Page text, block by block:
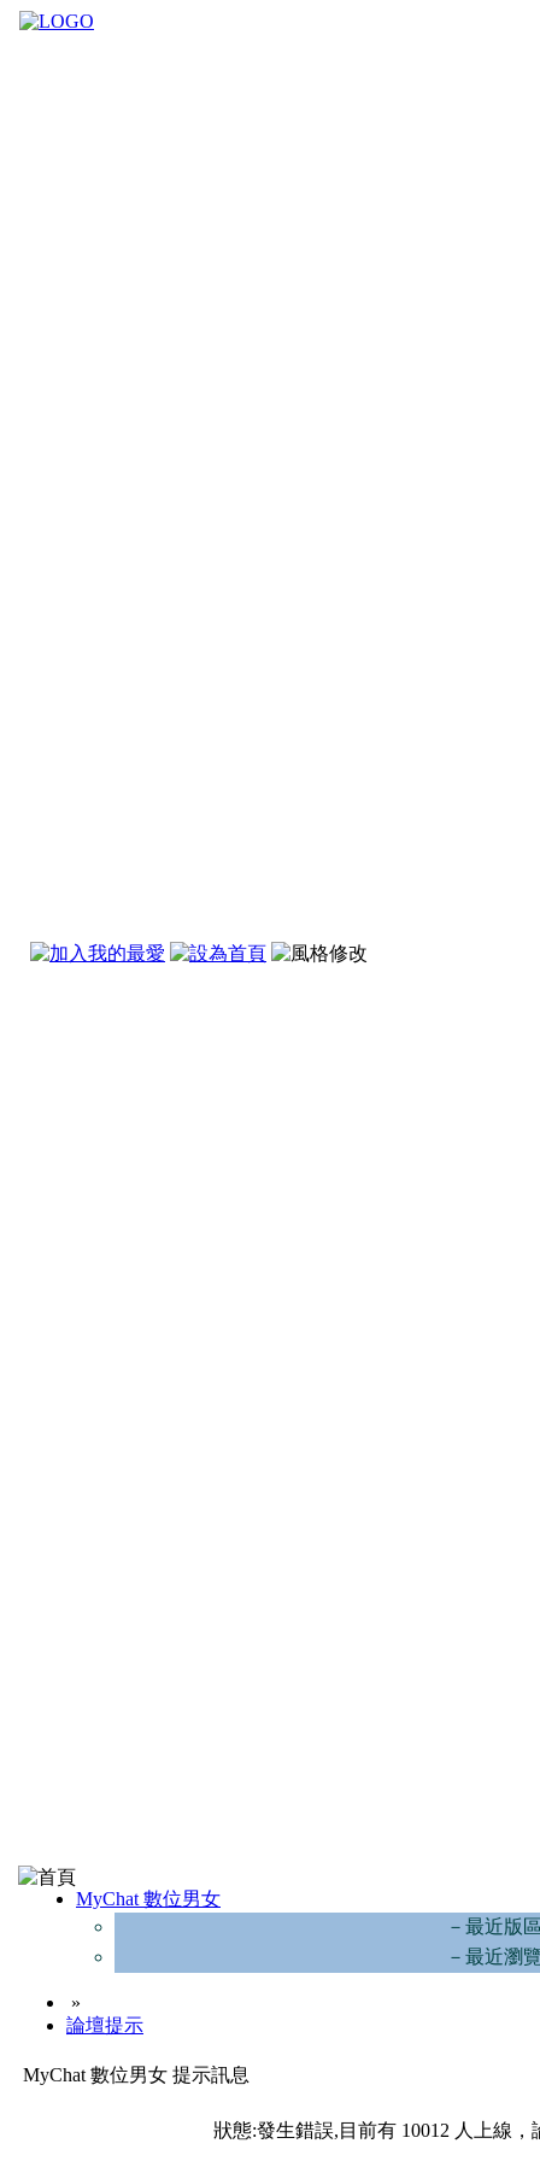
MyChat 數位男女
－最近版
－最近瀏
»
論壇提示
MyChat 數位男女 提示訊息
狀態:發生錯誤,目前有 10012 人上線